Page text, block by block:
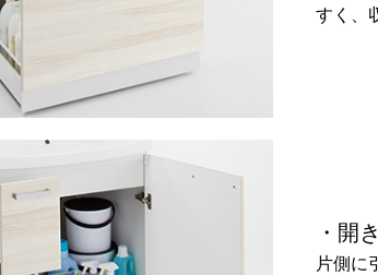
すく、
・開
片側に